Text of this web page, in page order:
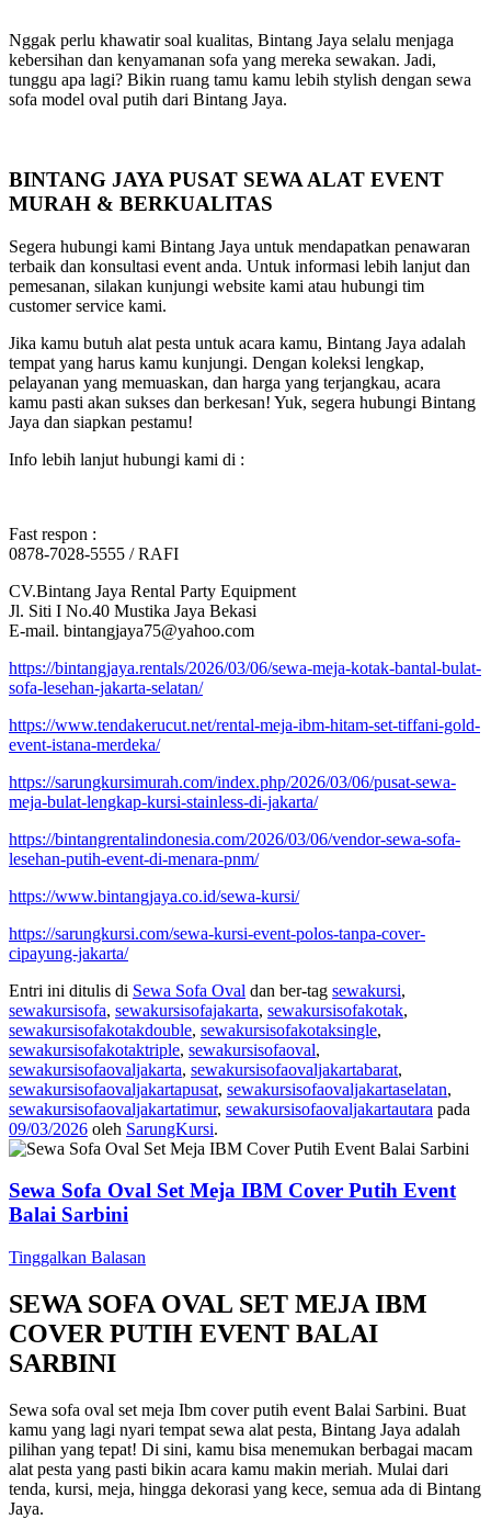
Nggak perlu khawatir soal kualitas, Bintang Jaya selalu menjaga
kebersihan dan kenyamanan sofa yang mereka sewakan. Jadi,
tunggu apa lagi? Bikin ruang tamu kamu lebih stylish dengan sewa
sofa model oval putih dari Bintang Jaya.
BINTANG JAYA PUSAT SEWA ALAT EVENT
MURAH & BERKUALITAS
Segera hubungi kami Bintang Jaya untuk mendapatkan penawaran
terbaik dan konsultasi event anda. Untuk informasi lebih lanjut dan
pemesanan, silakan kunjungi website kami atau hubungi tim
customer service kami.
Jika kamu butuh alat pesta untuk acara kamu, Bintang Jaya adalah
tempat yang harus kamu kunjungi. Dengan koleksi lengkap,
pelayanan yang memuaskan, dan harga yang terjangkau, acara
kamu pasti akan sukses dan berkesan! Yuk, segera hubungi Bintang
Jaya dan siapkan pestamu!
Info lebih lanjut hubungi kami di :
Fast respon :
0878-7028-5555 / RAFI
CV.Bintang Jaya Rental Party Equipment
Jl. Siti I No.40 Mustika Jaya Bekasi
E-mail. bintangjaya75@yahoo.com
https://bintangjaya.rentals/2026/03/06/sewa-meja-kotak-bantal-bulat-
sofa-lesehan-jakarta-selatan/
https://www.tendakerucut.net/rental-meja-ibm-hitam-set-tiffani-gold-
event-istana-merdeka/
https://sarungkursimurah.com/index.php/2026/03/06/pusat-sewa-
meja-bulat-lengkap-kursi-stainless-di-jakarta/
https://bintangrentalindonesia.com/2026/03/06/vendor-sewa-sofa-
lesehan-putih-event-di-menara-pnm/
https://www.bintangjaya.co.id/sewa-kursi/
https://sarungkursi.com/sewa-kursi-event-polos-tanpa-cover-
cipayung-jakarta/
Entri ini ditulis di Sewa Sofa Oval dan ber-tag sewakursi,
sewakursisofa, sewakursisofajakarta, sewakursisofakotak,
sewakursisofakotakdouble, sewakursisofakotaksingle,
sewakursisofakotaktriple, sewakursisofaoval,
sewakursisofaovaljakarta, sewakursisofaovaljakartabarat,
sewakursisofaovaljakartapusat, sewakursisofaovaljakartaselatan,
sewakursisofaovaljakartatimur, sewakursisofaovaljakartautara pada
09/03/2026 oleh SarungKursi.
Sewa Sofa Oval Set Meja IBM Cover Putih Event
Balai Sarbini
Tinggalkan Balasan
SEWA SOFA OVAL SET MEJA IBM
COVER PUTIH EVENT BALAI
SARBINI
Sewa sofa oval set meja Ibm cover putih event Balai Sarbini. Buat
kamu yang lagi nyari tempat sewa alat pesta, Bintang Jaya adalah
pilihan yang tepat! Di sini, kamu bisa menemukan berbagai macam
alat pesta yang pasti bikin acara kamu makin meriah. Mulai dari
tenda, kursi, meja, hingga dekorasi yang kece, semua ada di Bintang
Jaya.